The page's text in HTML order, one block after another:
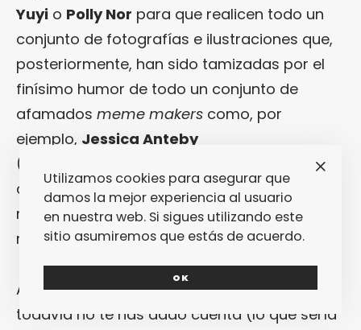
Yuyi o Polly Nor para que realicen todo un
conjunto de fotografías e ilustraciones que,
posteriormente, han sido tamizadas por el
finísimo humor de todo un conjunto de
afamados meme makers como, por
ejemplo, Jessica Anteby
(
que, a la hora de lanzarse a la era de los
memes, desdeGuccino lo iban a hacer
rodeados del mejordream team?
Además es que la ocasión lo merece… Por si
todavía no te has dado cuenta (lo que sería
Utilizamos cookies para asegurar que
damos la mejor experiencia al usuario
en nuestra web. Si sigues utilizando este
sitio asumiremos que estás de acuerdo.
OK